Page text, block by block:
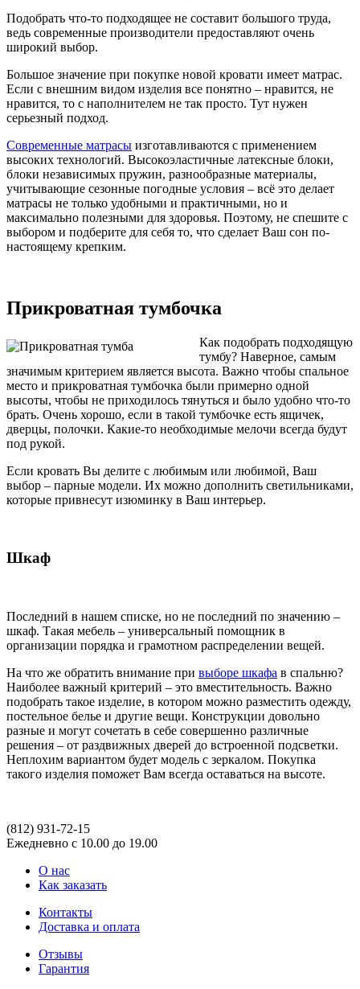
Подобрать что-то подходящее не составит большого труда,
ведь современные производители предоставляют очень
широкий выбор.
Большое значение при покупке новой кровати имеет матрас.
Если с внешним видом изделия все понятно – нравится, не
нравится, то с наполнителем не так просто. Тут нужен
серьезный подход.
Современные матрасы изготавливаются с применением
высоких технологий. Высокоэластичные латексные блоки,
блоки независимых пружин, разнообразные материалы,
учитывающие сезонные погодные условия – всё это делает
матрасы не только удобными и практичными, но и
максимально полезными для здоровья. Поэтому, не спешите с
выбором и подберите для себя то, что сделает Ваш сон по-
настоящему крепким.
Прикроватная тумбочка
Как подобрать подходящую
тумбу? Наверное, самым
значимым критерием является высота. Важно чтобы спальное
место и прикроватная тумбочка были примерно одной
высоты, чтобы не приходилось тянуться и было удобно что-то
брать. Очень хорошо, если в такой тумбочке есть ящичек,
дверцы, полочки. Какие-то необходимые мелочи всегда будут
под рукой.
Если кровать Вы делите с любимым или любимой, Ваш
выбор – парные модели. Их можно дополнить светильниками,
которые привнесут изюминку в Ваш интерьер.
Шкаф
Последний в нашем списке, но не последний по значению –
шкаф. Такая мебель – универсальный помощник в
организации порядка и грамотном распределении вещей.
На что же обратить внимание при выборе шкафа в спальню?
Наиболее важный критерий – это вместительность. Важно
подобрать такое изделие, в котором можно разместить одежду,
постельное белье и другие вещи. Конструкции довольно
разные и могут сочетать в себе совершенно различные
решения – от раздвижных дверей до встроенной подсветки.
Неплохим вариантом будет модель с зеркалом. Покупка
такого изделия поможет Вам всегда оставаться на высоте.
(812) 931-72-15
Ежедневно с 10.00 до 19.00
О нас
Как заказать
Контакты
Доставка и оплата
Отзывы
Гарантия